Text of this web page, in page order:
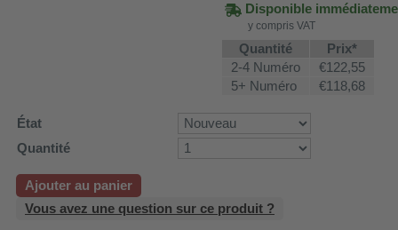
Disponible
y compris VAT
Quantité
Prix*
2-4 Numéro
€122,55
5+ Numéro
€118,68
État
Quantité
Ajouter au panier
Vous avez une question sur ce produit ?